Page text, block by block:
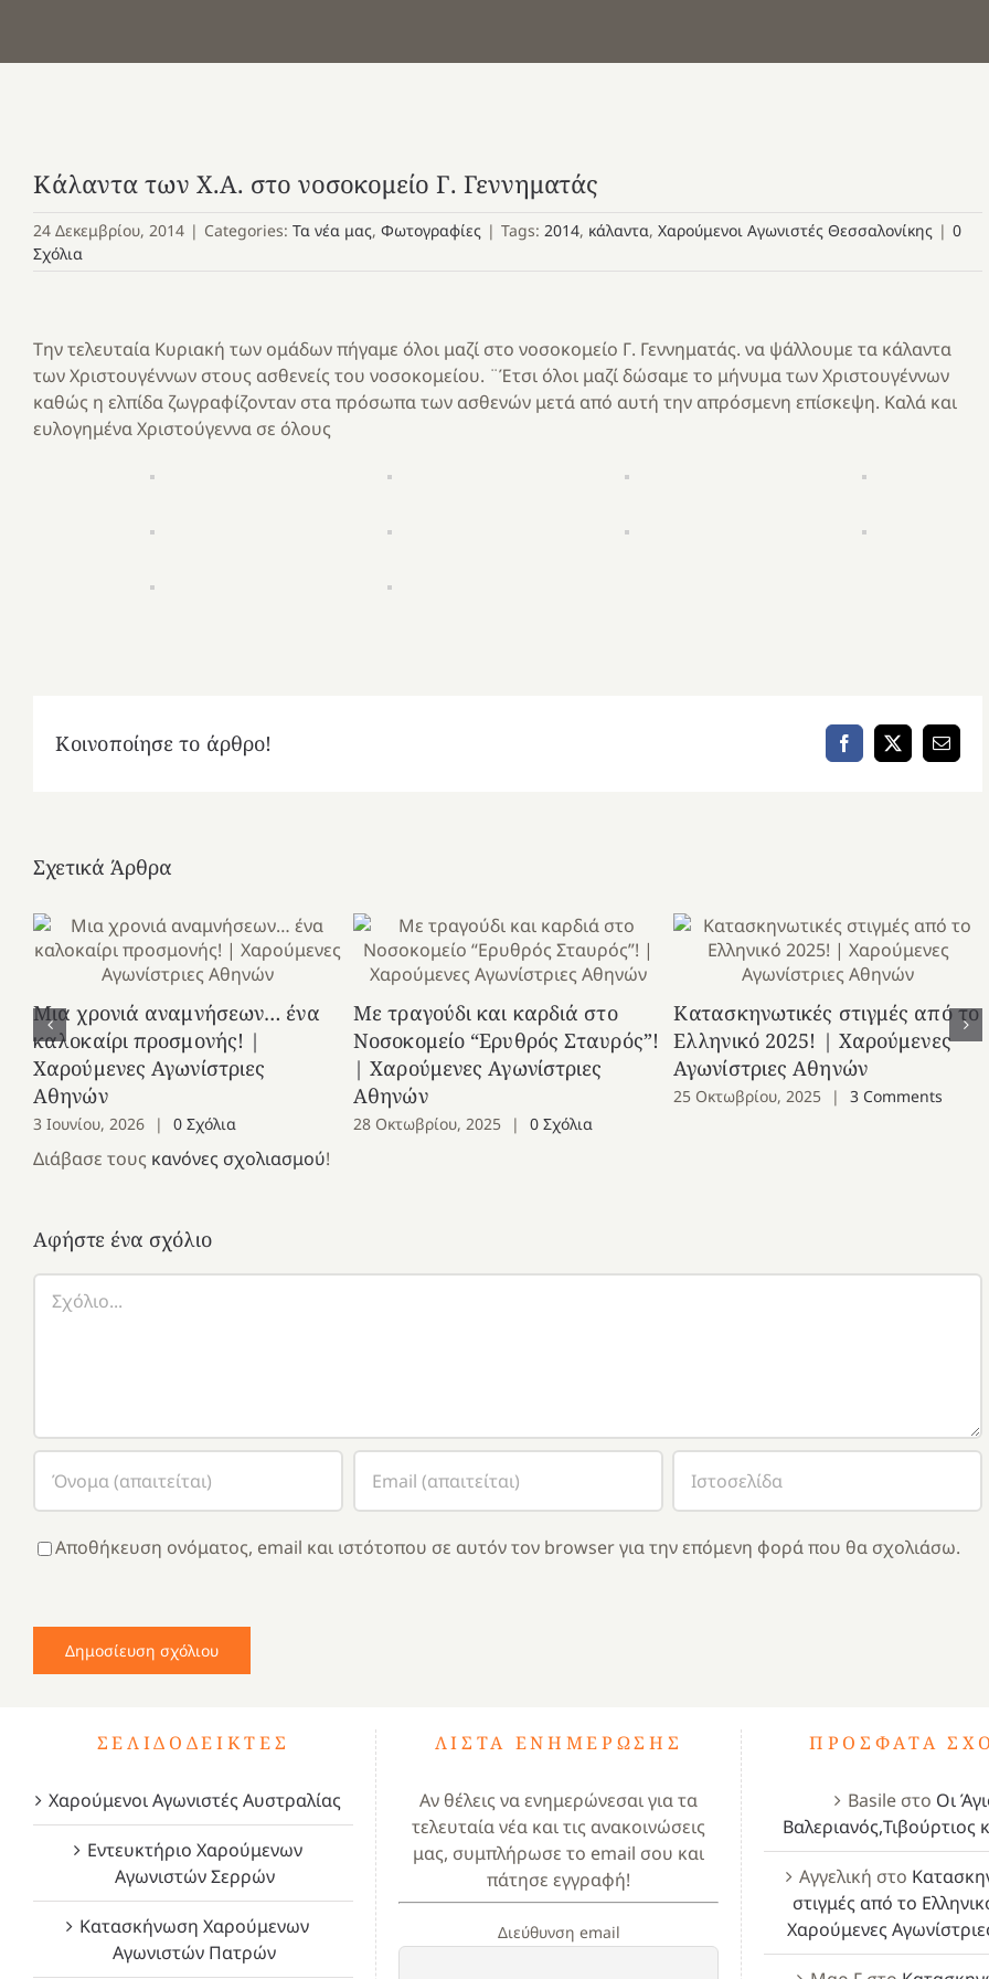
Κάλαντα των Χ.Α. στο νοσοκομείο Γ. Γεννηματάς
24 Δεκεμβρίου, 2014 | Categories: Τα νέα μας, Φωτογραφίες | Tags: 2014, κάλαντα, Χαρούμενοι Αγωνιστές Θεσσαλονίκης | 0
Σχόλια
Την τελευταία Κυριακή των ομάδων πήγαμε όλοι μαζί στο νοσοκομείο Γ. Γεννηματάς. να ψάλλουμε τα κάλαντα
των Χριστουγέννων στους ασθενείς του νοσοκομείου. ¨Έτσι όλοι μαζί δώσαμε το μήνυμα των Χριστουγέννων
καθώς η ελπίδα ζωγραφίζονταν στα πρόσωπα των ασθενών μετά από αυτή την απρόσμενη επίσκεψη. Καλά και
ευλογημένα Χριστούγεννα σε όλους
Κοινοποίησε το άρθρο! Facebook
X Email
Σχετικά Άρθρα
Μια χρονιά αναμνήσεων… ένα
καλοκαίρι προσμονής! |
Χαρούμενες Αγωνίστριες
Αθηνών
3 Ιουνίου, 2026 | 0 Σχόλια
Με τραγούδι και καρδιά στο
Νοσοκομείο “Ερυθρός Σταυρός”!
| Χαρούμενες Αγωνίστριες
Αθηνών
28 Οκτωβρίου, 2025 | 0 Σχόλια
Κατασκηνωτικές στιγμές από το
Ελληνικό 2025! | Χαρούμενες
Αγωνίστριες Αθηνών
25 Οκτωβρίου, 2025 | 3 Comments
Διάβασε τους κανόνες σχολιασμού!
Αφήστε ένα σχόλιο
Αποθήκευση ονόματος, email και ιστότοπου σε αυτόν τον browser για την επόμενη φορά που θα σχολιάσω.
ΣΕΛΙΔΟΔΕΊΚΤΕΣ
Χαρούμενοι Αγωνιστές Αυστραλίας
Εντευκτήριο Χαρούμενων
Αγωνιστών Σερρών
Κατασκήνωση Χαρούμενων
Αγωνιστών Πατρών
ΛΊΣΤΑ ΕΝΗΜΈΡΩΣΗΣ
Αν θέλεις να ενημερώνεσαι για τα
τελευταία νέα και τις ανακοινώσεις
μας, συμπλήρωσε το email σου και
πάτησε εγγραφή!
Διεύθυνση email
ΠΡΌΣΦΑΤΑ
Basileστο Οι
Βαλεριανός,Τιβούρτιος
Αγγελική στο
στιγμές από το
Χαρούμενες